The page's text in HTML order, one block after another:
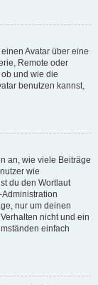
Avatar über eine
Remote oder
und wie die
benutzen kannst,
an, wie viele Beiträge
wie
du den Wortlaut
nur um deinen
nicht und ein
einfach